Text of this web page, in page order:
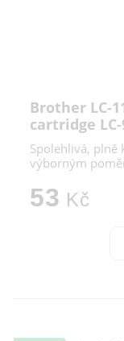
Brother LC-
cartridge LC-
Spolehlivá,
výborným
53 Kč